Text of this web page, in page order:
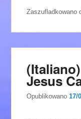
Zaszufladkowano
Jesus
Opublikowano17/